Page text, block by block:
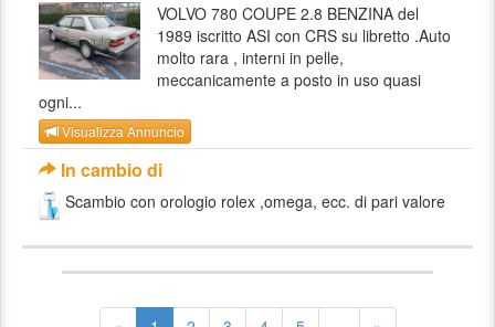
VOLVO 780 COUPE 2.8 BENZINA del
1989 iscritto ASI con CRS su libretto .Auto
molto rara , interni in pelle,
meccanicamente a posto in uso quasi
ogni...
Visualizza Annuncio
In cambio di
Scambio con orologio rolex ,omega, ecc. di pari valore